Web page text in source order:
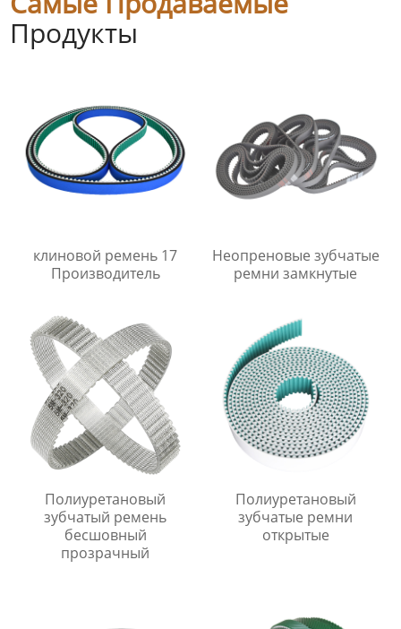
Продукты
клиновой ремень 17
Производитель
Неопреновые зубчатые
ремни замкнутые
Полиуретановый
зубчатый ремень
бесшовный
прозрачный
Полиуретановый
зубчатые ремни
открытые